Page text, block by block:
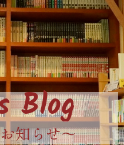
Blog
知らせ〜